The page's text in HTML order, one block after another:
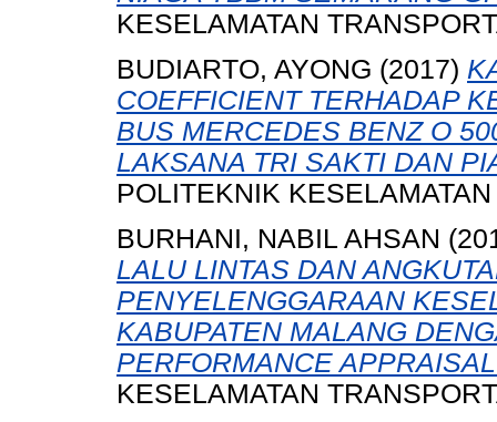
KESELAMATAN
BUDIARTO, AYONG (2017)
COEFFICIENT TERHADAP
BUS MERCEDES BENZ O
LAKSANA TRI SAKTI DAN
POLITEKNIK
BURHANI, NABIL AHSAN
LALU LINTAS DAN
PENYELENGGARAAN
KABUPATEN MALANG
PERFORMANCE
KESELAMATAN